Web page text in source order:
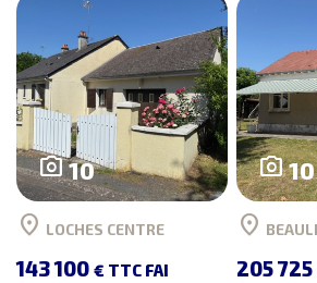
photo_camera10
location_on LOCHES CENTRE
143 100€ TTC FAI
photo_camera10
location_on
205 725